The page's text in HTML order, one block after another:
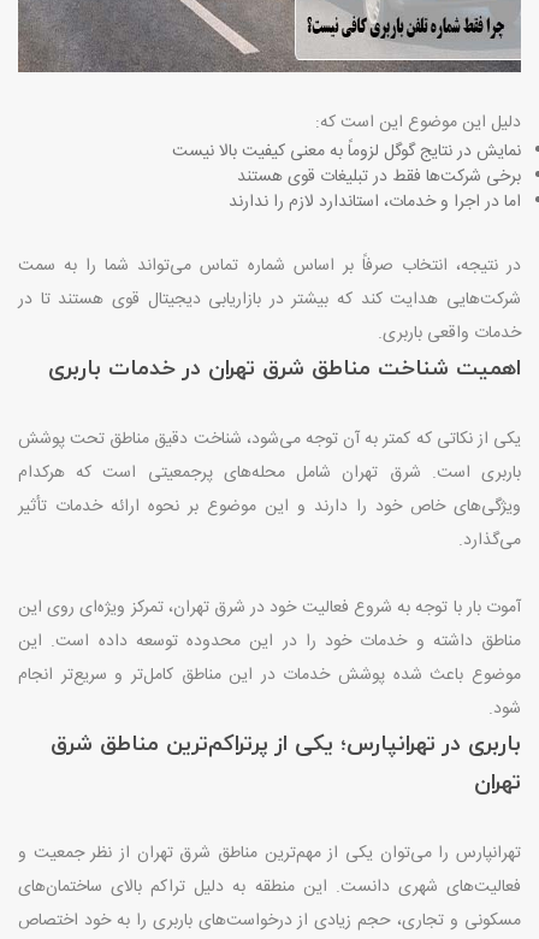
دلیل این موضوع این است که:
نمایش در نتایج گوگل لزوماً به معنی کیفیت بالا نیست
برخی شرکت‌ها فقط در تبلیغات قوی هستند
اما در اجرا و خدمات، استاندارد لازم را ندارند
در نتیجه، انتخاب صرفاً بر اساس شماره تماس می‌تواند شما را به سمت
شرکت‌هایی هدایت کند که بیشتر در بازاریابی دیجیتال قوی هستند تا در
خدمات واقعی باربری.
اهمیت شناخت مناطق شرق تهران در خدمات باربری
یکی از نکاتی که کمتر به آن توجه می‌شود، شناخت دقیق مناطق تحت پوشش
باربری است. شرق تهران شامل محله‌های پرجمعیتی است که هرکدام
ویژگی‌های خاص خود را دارند و این موضوع بر نحوه ارائه خدمات تأثیر
می‌گذارد.
آموت بار با توجه به شروع فعالیت خود در شرق تهران، تمرکز ویژه‌ای روی این
مناطق داشته و خدمات خود را در این محدوده توسعه داده است. این
موضوع باعث شده پوشش خدمات در این مناطق کامل‌تر و سریع‌تر انجام
شود.
باربری در تهرانپارس؛ یکی از پرتراکم‌ترین مناطق شرق
تهران
تهرانپارس را می‌توان یکی از مهم‌ترین مناطق شرق تهران از نظر جمعیت و
فعالیت‌های شهری دانست. این منطقه به دلیل تراکم بالای ساختمان‌های
مسکونی و تجاری، حجم زیادی از درخواست‌های باربری را به خود اختصاص